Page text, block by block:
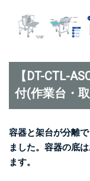
【DT-CTL-
付(作業台・
容器と架台が分離
ました。容器の底
ます。